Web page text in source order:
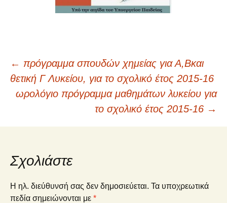
Πλοήγηση άρθρων
← πρόγραμμα σπουδών χημείας για Α,Βκαι
θετική Γ Λυκείου, για το σχολικό έτος 2015-16
ωρολόγιο πρόγραμμα μαθημάτων λυκείου για
το σχολικό έτος 2015-16 →
Σχολιάστε
Η ηλ. διεύθυνσή σας δεν δημοσιεύεται. Τα υποχρεωτικά
πεδία σημειώνονται με *